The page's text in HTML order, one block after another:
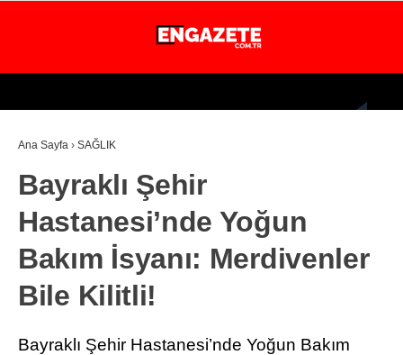
27.2
İSTANBUL
GÜNDEM
EKONOMİ
DÜNYA
MAGAZİN
SPOR
Ana Sayfa › SAĞLIK
Bayraklı Şehir
Hastanesi’nde Yoğun
Bakım İsyanı: Merdivenler
Bile Kilitli!
Bayraklı Şehir Hastanesi’nde Yoğun Bakım